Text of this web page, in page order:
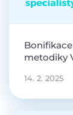
metodiky
14. 2. 2025